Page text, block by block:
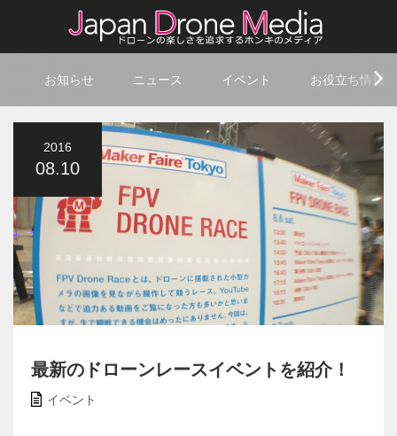
お知らせ ニュース イベント お役立ち情報
2016
08.10
最新のドローンレースイベントを紹介！
イベント